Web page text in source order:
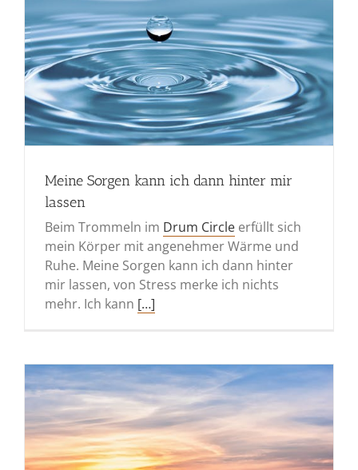
Meine Sorgen kann ich dann hinter mir
lassen
Beim Trommeln im Drum Circle erfüllt sich
mein Körper mit angenehmer Wärme und
Ruhe. Meine Sorgen kann ich dann hinter
mir lassen, von Stress merke ich nichts
mehr. Ich kann […]